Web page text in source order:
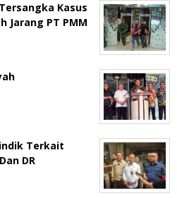
Kasus
Jarang PT PMM
Terkait
DR